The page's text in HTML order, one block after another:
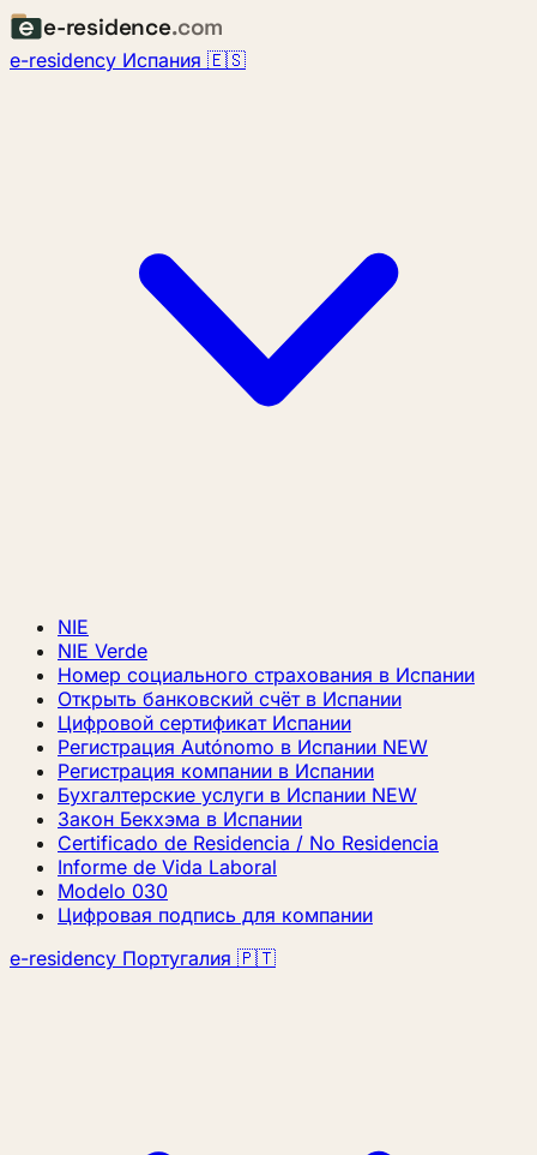
e-residence.com
e-residency Испания 🇪🇸
NIE
NIE Verde
Номер социального страхования в Испании
Открыть банковский счёт в Испании
Цифровой сертификат Испании
Регистрация Autónomo в Испании NEW
Регистрация компании в Испании
Бухгалтерские услуги в Испании NEW
Закон Бекхэма в Испании
Certificado de Residencia / No Residencia
Informe de Vida Laboral
Modelo 030
Цифровая подпись для компании
e-residency Португалия 🇵🇹